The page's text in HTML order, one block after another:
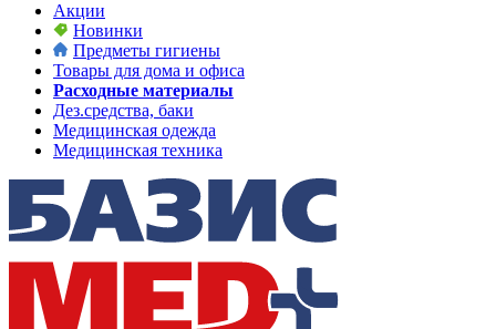
Акции
Новинки
Предметы гигиены
Товары для дома и офиса
Расходные материалы
Дез.средства, баки
Медицинская одежда
Медицинская техника